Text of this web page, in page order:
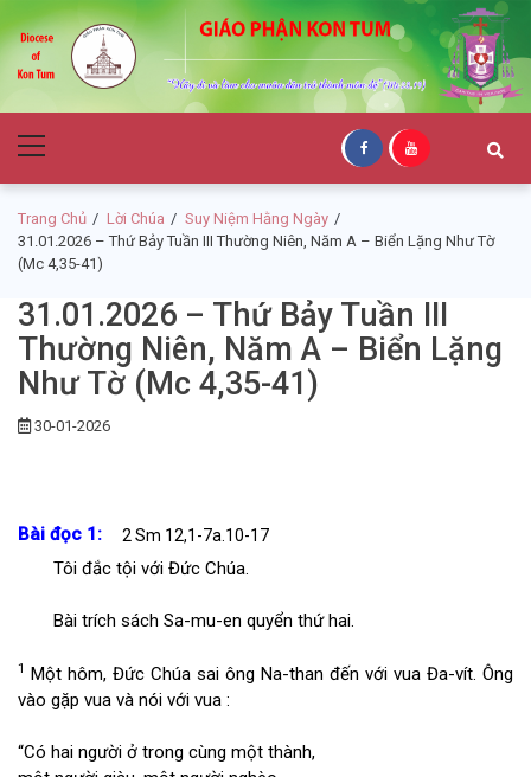
to
navigation
to
content
Giáo Phận Kon
Tum
Menu
Trang Chủ Lời Chúa
Suy Niệm Hằng Ngày
31.01.2026 – Thứ Bảy Tuần III Thường Niên, Năm A – Biển Lặng Như Tờ
(Mc 4,35-41)
31.01.2026 – Thứ Bảy Tuần III
Thường Niên, Năm A – Biển Lặng
Như Tờ (Mc 4,35-41)
30-01-2026
Bài đọc 1: 2 Sm 12,1-7a.10-17
Tôi đắc tội với Đức Chúa.
Bài trích sách Sa-mu-en quyển thứ hai.
1 Một hôm, Đức Chúa sai ông Na-than đến với vua Đa-vít. Ông
vào gặp vua và nói với vua :
“Có hai người ở trong cùng một thành,